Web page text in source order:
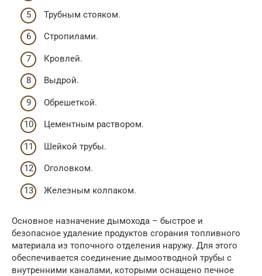
Трубным стояком.
Стропилами.
Кровлей.
Выдрой.
Обрешеткой.
Цементным раствором.
Шейкой трубы.
Оголовком.
Железным колпаком.
Основное назначение дымохода – быстрое и
безопасное удаление продуктов сгорания топливного
материала из топочного отделения наружу. Для этого
обеспечивается соединение дымоотводной трубы с
внутренними каналами, которыми оснащено печное